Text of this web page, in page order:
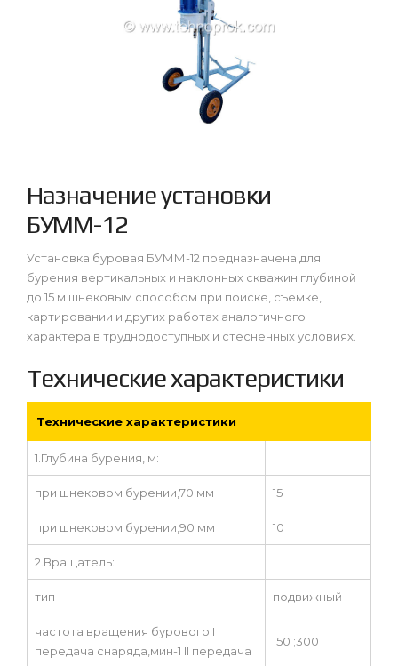
Назначение установки
БУММ-12
Установка буровая БУММ-12 предназначена для
бурения вертикальных и наклонных скважин глубиной
до 15 м шнековым способом при поиске, съемке,
картировании и других работах аналогичного
характера в труднодоступных и стесненных условиях.
Технические характеристики
Технические характеристики
1.Глубина бурения, м:
при шнековом бурении,70 мм 15
при шнековом бурении,90 мм 10
2.Вращатель:
тип подвижный
частота вращения бурового I
передача снаряда,мин-1 II передача
150 ;300